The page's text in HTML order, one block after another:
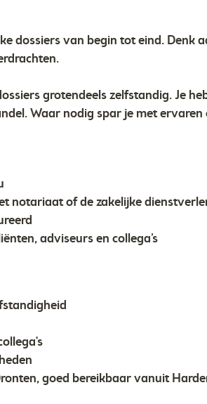
dossiers van begin tot eind. Denk
grotendeels zelfstandig. Je
Waar nodig spar je met ervaren
notariaat of de zakelijke
adviseurs en collega’s
goed bereikbaar vanuit